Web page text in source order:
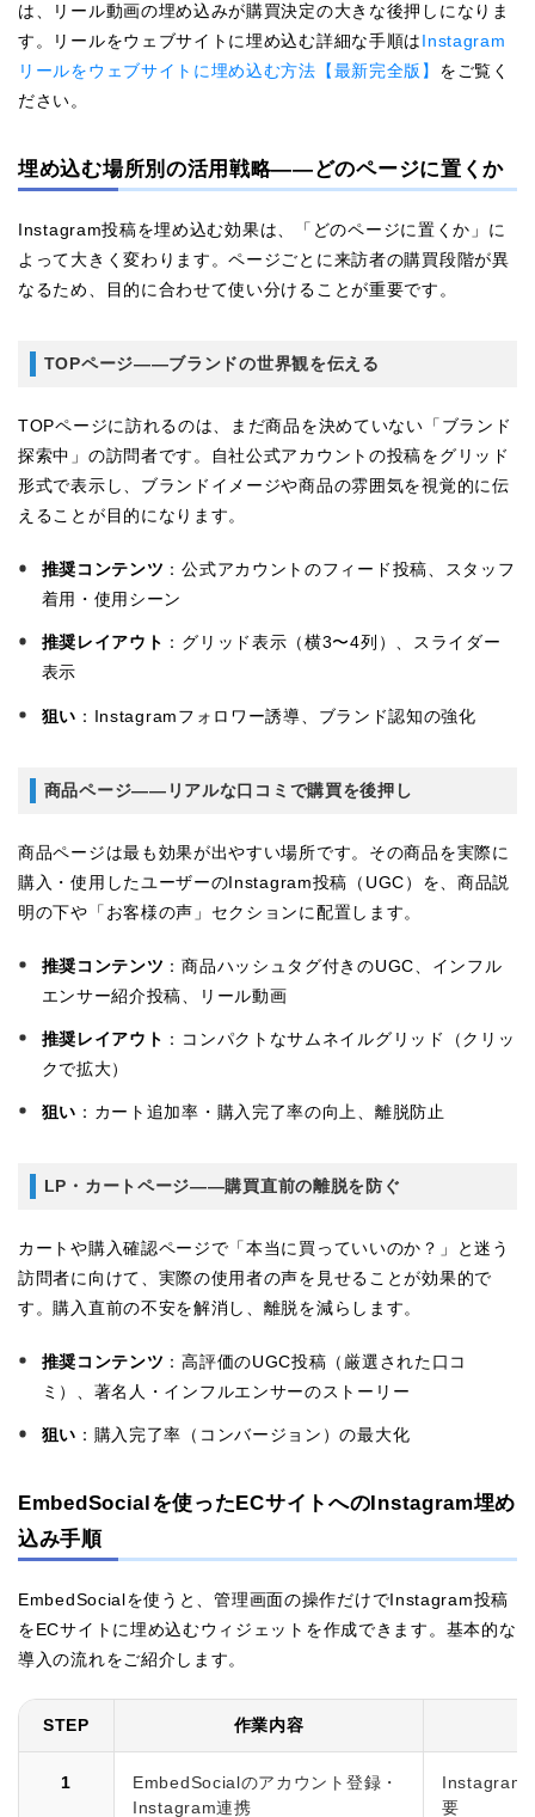
は、リール動画の埋め込みが購買決定の大きな後押しになりま
す。リールをウェブサイトに埋め込む詳細な手順はInstagram
リールをウェブサイトに埋め込む方法【最新完全版】 をご覧く
ださい。
埋め込む場所別の活用戦略——どのページに置くか
Instagram投稿を埋め込む効果は、「どのページに置くか」に
よって大きく変わります。ページごとに来訪者の購買段階が異
なるため、目的に合わせて使い分けることが重要です。
TOPページ——ブランドの世界観を伝える
TOPページに訪れるのは、まだ商品を決めていない「ブランド
探索中」の訪問者です。自社公式アカウントの投稿をグリッド
形式で表示し、ブランドイメージや商品の雰囲気を視覚的に伝
えることが目的になります。
推奨コンテンツ ：公式アカウントのフィード投稿、スタッフ
着用・使用シーン
推奨レイアウト ：グリッド表示（横3〜4列）、スライダー
表示
狙い ：Instagramフォロワー誘導、ブランド認知の強化
商品ページ——リアルな口コミで購買を後押し
商品ページは最も効果が出やすい場所です。その商品を実際に
購入・使用したユーザーのInstagram投稿（UGC）を、商品説
明の下や「お客様の声」セクションに配置します。
推奨コンテンツ ：商品ハッシュタグ付きのUGC、インフル
エンサー紹介投稿、リール動画
推奨レイアウト ：コンパクトなサムネイルグリッド（クリッ
クで拡大）
狙い ：カート追加率・購入完了率の向上、離脱防止
LP・カートページ——購買直前の離脱を防ぐ
カートや購入確認ページで「本当に買っていいのか？」と迷う
訪問者に向けて、実際の使用者の声を見せることが効果的で
す。購入直前の不安を解消し、離脱を減らします。
推奨コンテンツ ：高評価のUGC投稿（厳選された口コ
ミ）、著名人・インフルエンサーのストーリー
狙い ：購入完了率（コンバージョン）の最大化
EmbedSocialを使ったECサイトへのInstagram埋め
込み手順
EmbedSocialを使うと、管理画面の操作だけでInstagram投稿
をECサイトに埋め込むウィジェットを作成できます。基本的な
導入の流れをご紹介します。
STEP 作業内容
1
EmbedSocialのアカウント登録・
Instagram連携
Instagram
要